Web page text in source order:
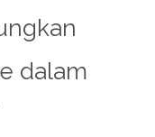
dalam